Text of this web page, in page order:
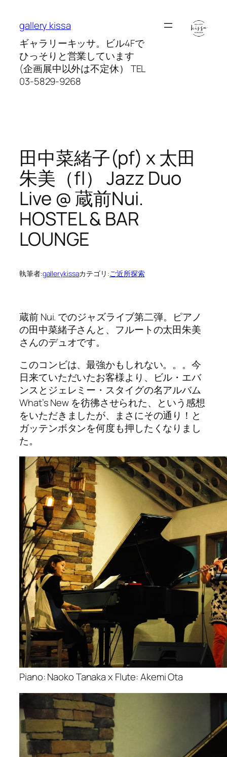
gallery kissa
ギャラリーキッサ。ビル4Fで
ひっそりと営業しています
(企画展中以外は不定休） TEL
03-5829-9268
田中菜緒子(pf) x 太田
朱美（fl） Jazz Duo
Live @ 蔵前Nui.
HOSTEL & BAR
LOUNGE
執筆者:gallerykissaカテゴリ:ご近所探索
蔵前 Nui. でのジャズライブ第二弾。ピアノ
の田中菜緒子さんと、フルートの太田朱美
さんのデュオです。
このコンビは、最強かもしれない。。。今
日来ていただいたお客様より、ビル・エバ
ンスとジェレミー・スタイグの名アルバム
What’s New を彷彿させられた、という感想
をいただきましたが、まさにその通り！と
ガッテンボタンを何度も押したくなりまし
た。
Piano: Naoko Tanaka x Flute: Akemi Ota